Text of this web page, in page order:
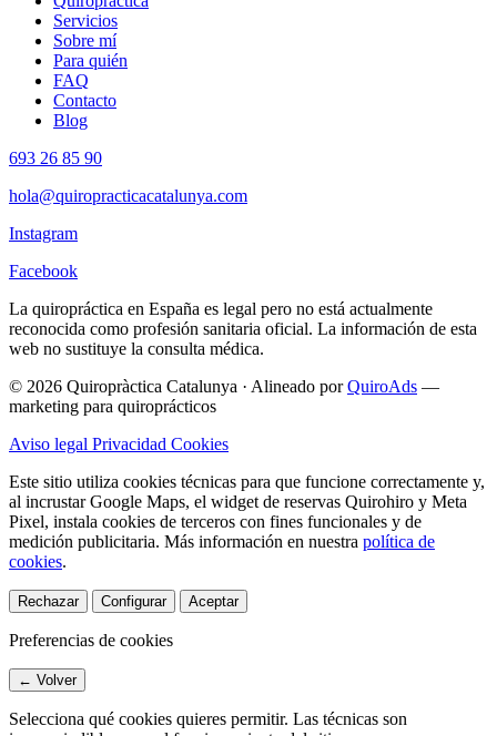
Servicios
Sobre mí
Para quién
FAQ
Contacto
Blog
693 26 85 90
hola@quiropracticacatalunya.com
Instagram
Facebook
La quiropráctica en España es legal pero no está actualmente
reconocida como profesión sanitaria oficial. La información de esta
web no sustituye la consulta médica.
© 2026 Quiropràctica Catalunya · Alineado porQuiroAds —
marketing para quiroprácticos
Aviso legal Privacidad Cookies
Este sitio utiliza cookies técnicas para que funcione correctamente y,
al incrustar Google Maps, el widget de reservas Quirohiro y Meta
Pixel, instala cookies de terceros con fines funcionales y de
medición publicitaria. Más información en nuestra política de
cookies.
Rechazar Configurar Aceptar
Preferencias de cookies
← Volver
Selecciona qué cookies quieres permitir. Las técnicas son